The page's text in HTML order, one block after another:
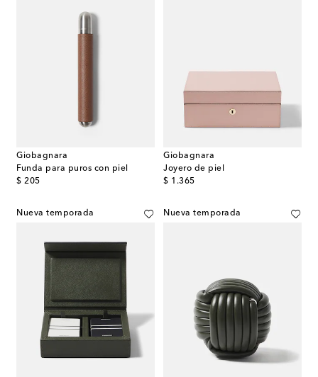
Giobagnara
Funda para puros con piel
$ 205
original price
Giobagnara
Joyero de piel
$ 1.365
original price
Nueva temporada Nueva temporada